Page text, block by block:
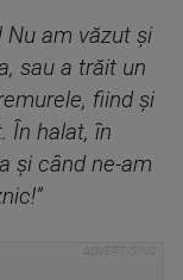
Nu am văzut şi
sau a trăit un
fiind şi
În halat, în
şi când ne-am